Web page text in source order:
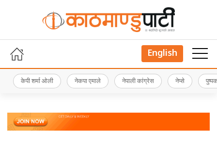
English
केपी शर्मा ओली नेकपा एमाले नेपाली कांग्रेस नेप्से